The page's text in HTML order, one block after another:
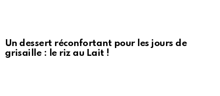
Un dessert réconfortant pour les jours de
grisaille : le riz au Lait !